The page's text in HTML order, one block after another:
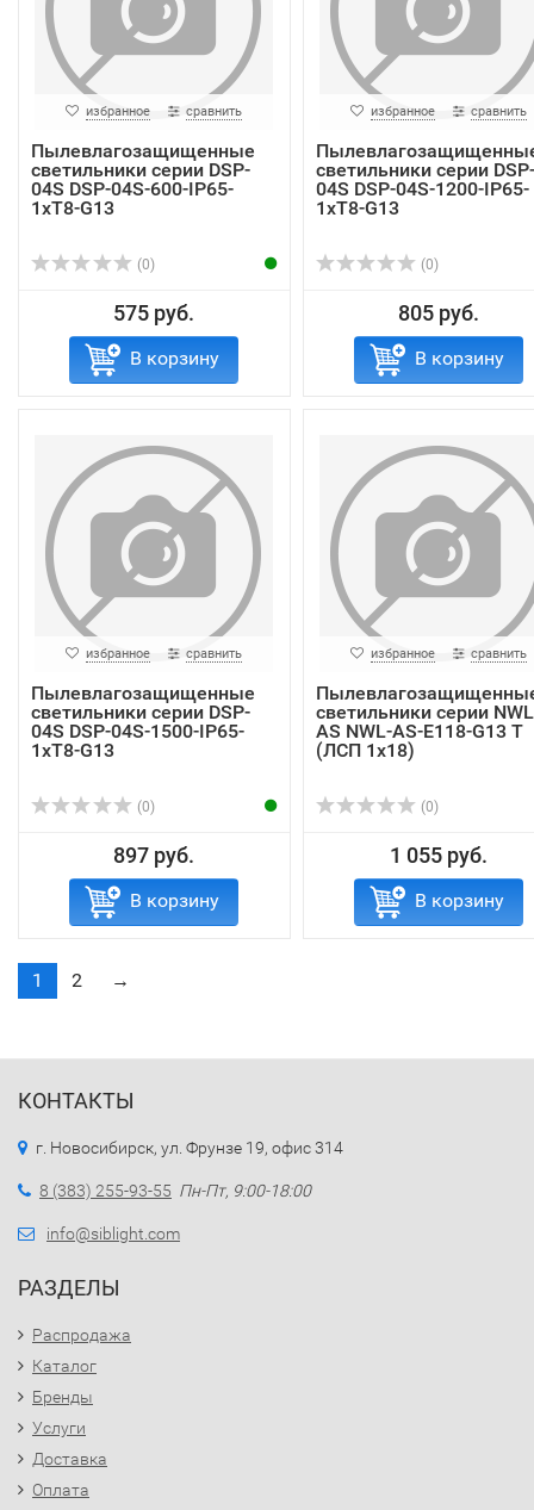
избранное сравнить
Пылевлагозащищенные
светильники серии DSP-
04S DSP-04S-600-IP65-
1хT8-G13
(0)
575 руб.
В корзину
избранное сравнить
светильники серии DSP-
04S DSP-04S-1200-IP65-
1хT8-G13
(0)
805 руб.
В корзину
избранное сравнить
Пылевлагозащищенные
светильники серии DSP-
04S DSP-04S-1500-IP65-
1хT8-G13
(0)
897 руб.
В корзину
избранное сравнить
светильники серии
AS NWL-AS-E118-G13 T
(ЛСП 1х18)
(0)
1 055 руб.
В корзину
1 2 →
КОНТАКТЫ
г. Новосибирск, ул. Фрунзе 19, офис 314
8 (383) 255-93-55 Пн-Пт, 9:00-18:00
info@siblight.com
РАЗДЕЛЫ
Распродажа
Каталог
Бренды
Услуги
Доставка
Оплата